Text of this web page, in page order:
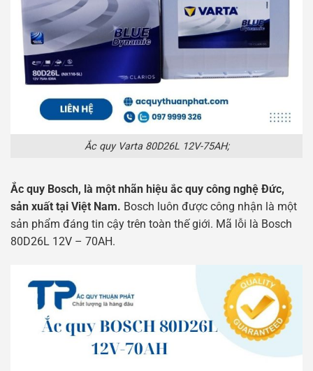
Ắc quy Varta 80D26L 12V-75AH;
Ắc quy Bosch, là một nhãn hiệu ắc quy công nghệ Đức,
sản xuất tại Việt Nam. Bosch luôn được công nhận là một
sản phẩm đáng tin cậy trên toàn thế giới. Mã lỗi là Bosch
80D26L 12V – 70AH.